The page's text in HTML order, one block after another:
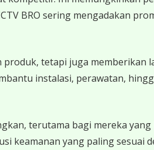
BRO sering mengadakan
produk, tetapi juga memberikan
instalasi, perawatan,
terutama bagi mereka
keamanan yang paling sesuai